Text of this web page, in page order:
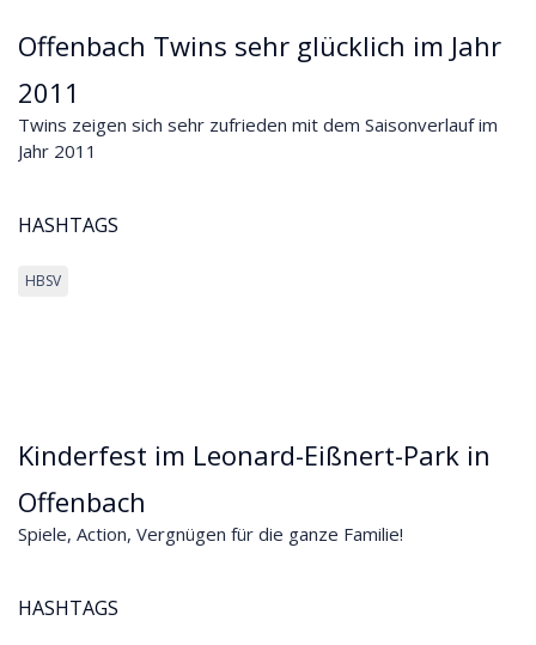
Offenbach Twins sehr glücklich im Jahr
2011
Twins zeigen sich sehr zufrieden mit dem Saisonverlauf im
Jahr 2011
HASHTAGS
HBSV
Kinderfest im Leonard-Eißnert-Park in
Offenbach
Spiele, Action, Vergnügen für die ganze Familie!
HASHTAGS